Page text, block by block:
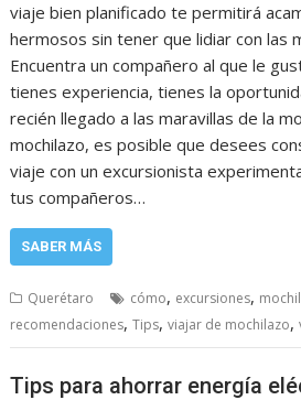
viaje bien planificado te permitirá
hermosos sin tener que lidiar con las
Encuentra un compañero al que le
tienes experiencia, tienes la
recién llegado a las maravillas de la
mochilazo, es posible que desees
viaje con un excursionista
tus compañeros…
SABER MÁS
Querétaro cómo, excursiones,
recomendaciones,Tips,viajar de mochilazo,
Tips para ahorrar energía